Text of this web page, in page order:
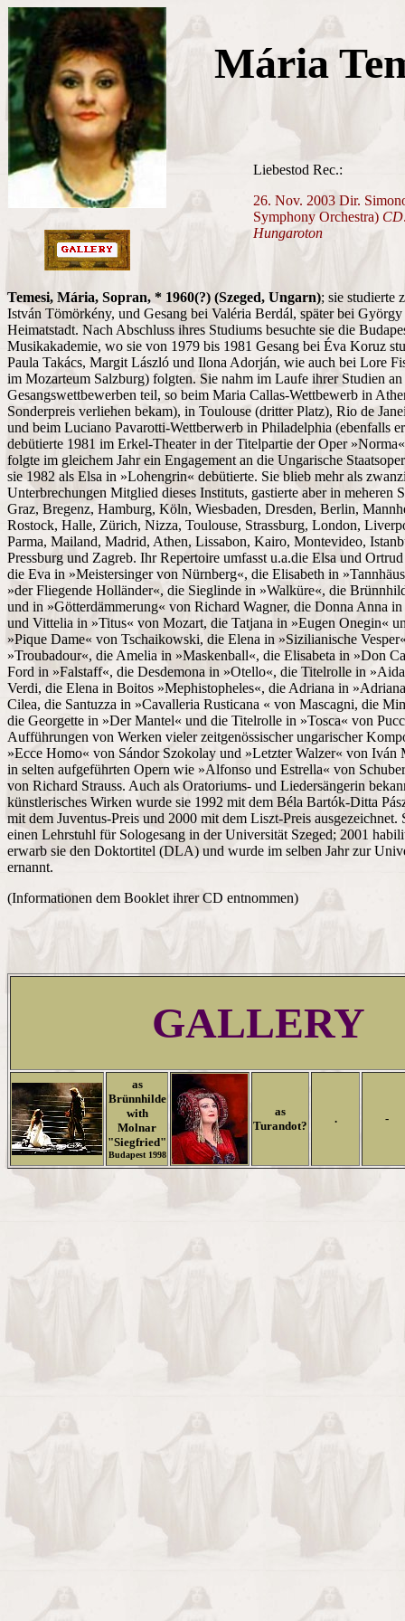
Mária
Liebestod Rec.:
26. Nov. 2003 Dir.
Symphony Orchestra)
Hungaroton
Temesi, Mária, Sopran, * 1960(?) (Szeged, Ungarn); sie studierte
István Tömörkény, und Gesang bei Valéria Berdál, später bei
Heimatstadt. Nach Abschluss ihres Studiums besuchte sie die
Musikakademie, wo sie von 1979 bis 1981 Gesang bei Éva Koruz
Paula Takács, Margit László und Ilona Adorján, wie auch bei Lore
im Mozarteum Salzburg) folgten. Sie nahm im Laufe ihrer Studien an
Gesangswettbewerben teil, so beim Maria Callas-Wettbewerb in
Sonderpreis verliehen bekam), in Toulouse (dritter Platz), Rio de
und beim Luciano Pavarotti-Wettberwerb in Philadelphia (ebenfalls
debütierte 1981 im Erkel-Theater in der Titelpartie der Oper
folgte im gleichem Jahr ein Engagement an die Ungarische
sie 1982 als Elsa in »Lohengrin« debütierte. Sie blieb mehr als
Unterbrechungen Mitglied dieses Instituts, gastierte aber in meheren
Graz, Bregenz, Hamburg, Köln, Wiesbaden, Dresden, Berlin,
Rostock, Halle, Zürich, Nizza, Toulouse, Strassburg, London,
Parma, Mailand, Madrid, Athen, Lissabon, Kairo, Montevideo,
Pressburg und Zagreb. Ihr Repertoire umfasst u.a.die Elsa und
die Eva in »Meistersinger von Nürnberg«, die Elisabeth in
»der Fliegende Holländer«, die Sieglinde in »Walküre«, die
und in »Götterdämmerung« von Richard Wagner, die Donna Anna
und Vittelia in »Titus« von Mozart, die Tatjana in »Eugen Onegin«
»Pique Dame« von Tschaikowski, die Elena in »Sizilianische
»Troubadour«, die Amelia in »Maskenball«, die Elisabeta in »Don
Ford in »Falstaff«, die Desdemona in »Otello«, die Titelrolle in
Verdi, die Elena in Boitos »Mephistopheles«, die Adriana in
Cilea, die Santuzza in »Cavalleria Rusticana « von Mascagni, die
die Georgette in »Der Mantel« und die Titelrolle in »Tosca« von
Aufführungen von Werken vieler zeitgenössischer ungarischer
»Ecce Homo« von Sándor Szokolay und »Letzter Walzer« von Iván
in selten aufgeführten Opern wie »Alfonso und Estrella« von
von Richard Strauss. Auch als Oratoriums- und Liedersängerin
künstlerisches Wirken wurde sie 1992 mit dem Béla Bartók-Ditta
mit dem Juventus-Preis und 2000 mit dem Liszt-Preis ausgezeichnet.
einen Lehrstuhl für Sologesang in der Universität Szeged; 2001
erwarb sie den Doktortitel (DLA) und wurde im selben Jahr zur
ernannt.
(Informationen dem Booklet ihrer CD entnommen)
GALLERY
as
Brünnhilde
with
Molnar
"Siegfried"
Budapest 1998
as
Turandot?
. -